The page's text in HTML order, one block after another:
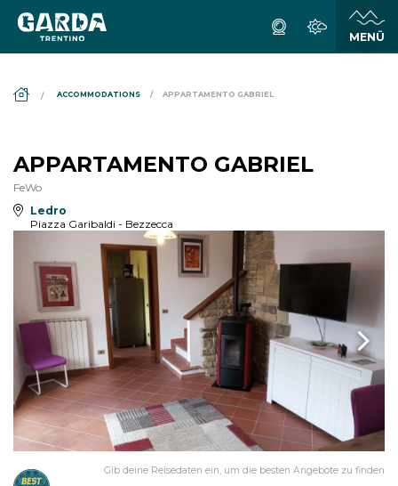
ACCOMMODATIONS APPARTAMENTO GABRIEL
APPARTAMENTO GABRIEL
FeWo
Ledro
Piazza Garibaldi - Bezzecca
Gib deine Reisedaten ein, um die besten Angebote zu finden